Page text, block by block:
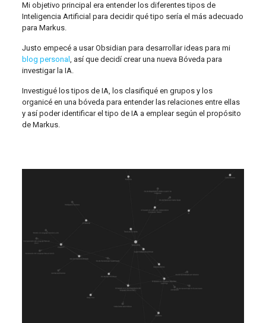
Mi objetivo principal era entender los diferentes tipos de
Inteligencia Artificial para decidir qué tipo sería el más adecuado
para Markus.
Justo empecé a usar Obsidian para desarrollar ideas para mi
blog personal , así que decidí crear una nueva Bóveda para
investigar la IA.
Investigué los tipos de IA, los clasifiqué en grupos y los
organicé en una bóveda para entender las relaciones entre ellas
y así poder identificar el tipo de IA a emplear según el propósito
de Markus.